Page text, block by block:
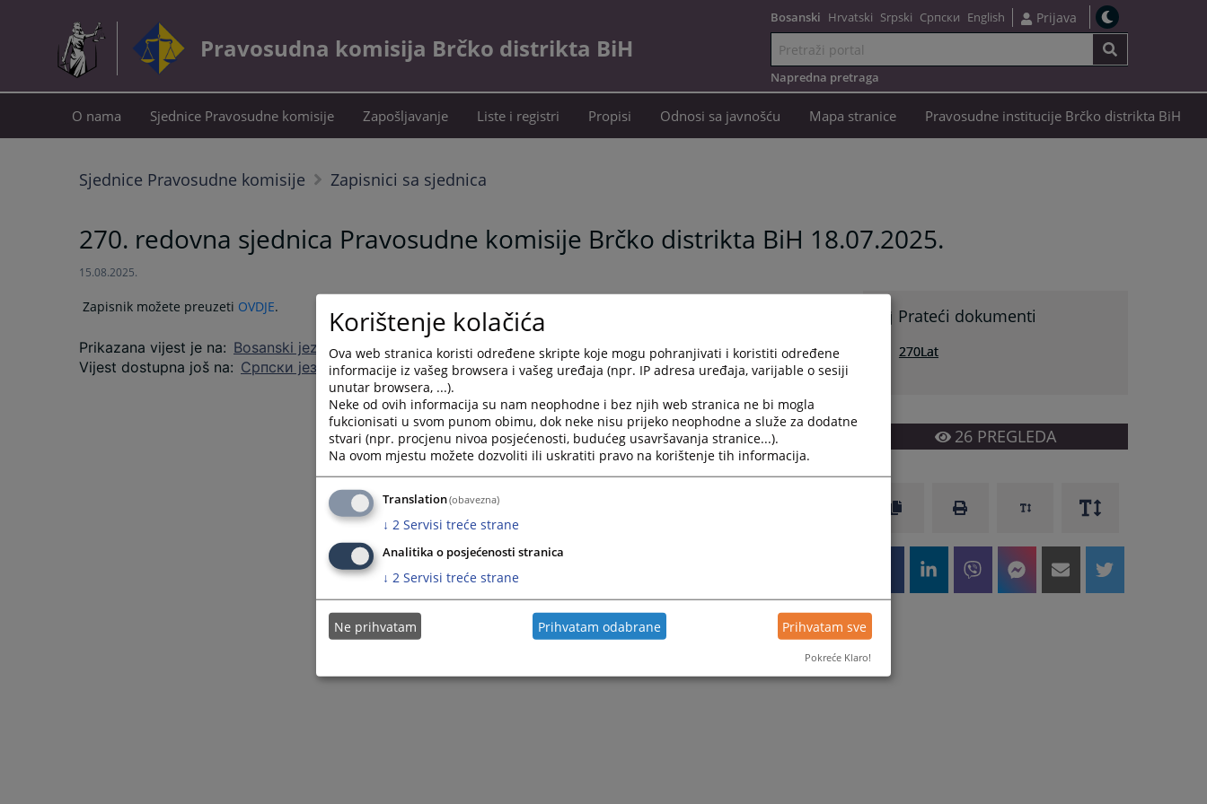
Pravosudna komisija Brčko distrikta BiH
sadržaj
Bosanski Hrvatski Srpski Српски English Prijava
Napredna pretraga
O nama Sjednice Pravosudne komisije Zapošljavanje Liste i registri Propisi Odnosi sa javnošću Mapa stranice Pravosudne institucije Brčko distrikta BiH
Sjednice Pravosudne komisije Zapisnici sa sjednica
270. redovna sjednica Pravosudne komisije Brčko distrikta BiH 18.07.2025.
15.08.2025.
Zapisnik možete preuzeti OVDJE.
Prikazana vijest je na: Bosanski jezik
Vijest dostupna još na: Српски језик
Prateći dokumenti
270Lat
26PREGLEDA
Korištenje kolačića
Ova web stranica koristi određene skripte koje mogu pohranjivati i koristiti određene
informacije iz vašeg browsera i vašeg uređaja (npr. IP adresa uređaja, varijable o sesiji
unutar browsera, ...).
Neke od ovih informacija su nam neophodne i bez njih web stranica ne bi mogla
fukcionisati u svom punom obimu, dok neke nisu prijeko neophodne a služe za dodatne
stvari (npr. procjenu nivoa posjećenosti, budućeg usavršavanja stranice...).
Na ovom mjestu možete dozvoliti ili uskratiti pravo na korištenje tih informacija.
Translation(obavezna)
↓ 2 Servisi treće strane
Analitika o posjećenosti stranica
↓ 2 Servisi treće strane
Ne prihvatam Prihvatam odabrane Prihvatam sve
Pokreće Klaro!